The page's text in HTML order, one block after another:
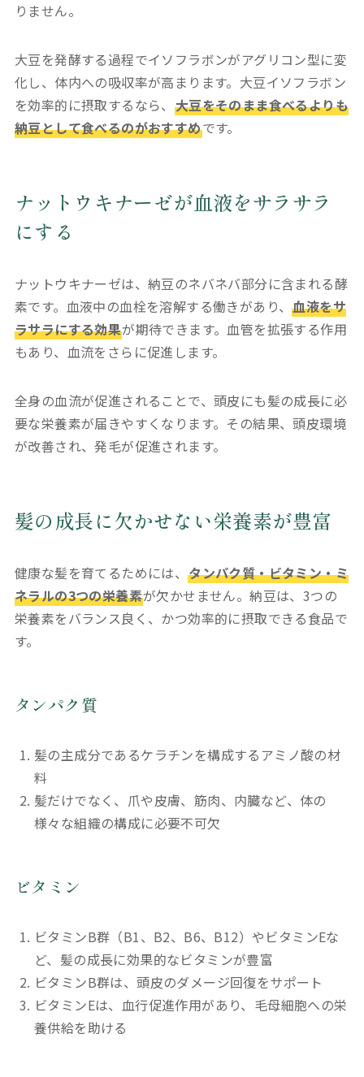
りません。
大豆を発酵する過程でイソフラボンがアグリコン型に変
化し、体内への吸収率が高まります。大豆イソフラボン
を効率的に摂取するなら、 大豆をそのまま食べるよりも
納豆として食べるのがおすすめです。
ナットウキナーゼが血液をサラサラ
にする
ナットウキナーゼは、納豆のネバネバ部分に含まれる酵
素です。血液中の血栓を溶解する働きがあり、血液をサ
ラサラにする効果が期待できます。血管を拡張する作用
もあり、血流をさらに促進します。
全身の血流が促進されることで、頭皮にも髪の成長に必
要な栄養素が届きやすくなります。その結果、頭皮環境
が改善され、発毛が促進されます。
髪の成長に欠かせない栄養素が豊富
健康な髪を育てるためには、タンパク質・ビタミン・ミ
ネラルの3つの栄養素が欠かせません。納豆は、3つの
栄養素をバランス良く、かつ効率的に摂取できる食品で
す。
タンパク質
髪の主成分であるケラチンを構成するアミノ酸の材
料
髪だけでなく、爪や皮膚、筋肉、内臓など、体の
様々な組織の構成に必要不可欠
ビタミン
ビタミンB群（B1、B2、B6、B12）やビタミンEな
ど、髪の成長に効果的なビタミンが豊富
ビタミンB群は、頭皮のダメージ回復をサポート
ビタミンEは、血行促進作用があり、毛母細胞への栄
養供給を助ける